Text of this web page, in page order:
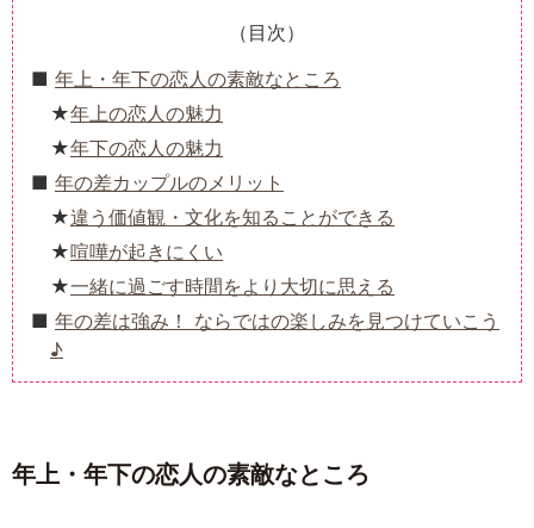
（目次）
年上・年下の恋人の素敵なところ
年上の恋人の魅力
年下の恋人の魅力
年の差カップルのメリット
違う価値観・文化を知ることができる
喧嘩が起きにくい
一緒に過ごす時間をより大切に思える
年の差は強み！ ならではの楽しみを見つけていこう
♪
年上・年下の恋人の素敵なところ